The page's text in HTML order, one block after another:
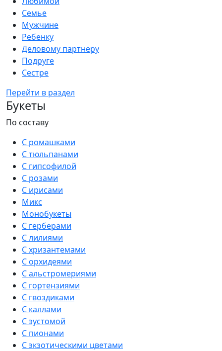
Семье
Мужчине
Ребенку
Деловому партнеру
Подруге
Сестре
Перейти в раздел
Букеты
По составу
С ромашками
С тюльпанами
С гипсофилой
С розами
С ирисами
Микс
Монобукеты
С герберами
С лилиями
С хризантемами
С орхидеями
С альстромериями
С гортензиями
С гвоздиками
С каллами
С эустомой
С пионами
С экзотическими цветами